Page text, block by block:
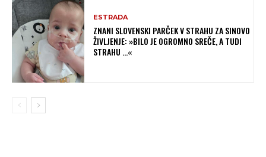
ESTRADA
ZNANI SLOVENSKI PARČEK V STRAHU ZA SINOVO
ŽIVLJENJE: »BILO JE OGROMNO SREČE, A TUDI
STRAHU …«